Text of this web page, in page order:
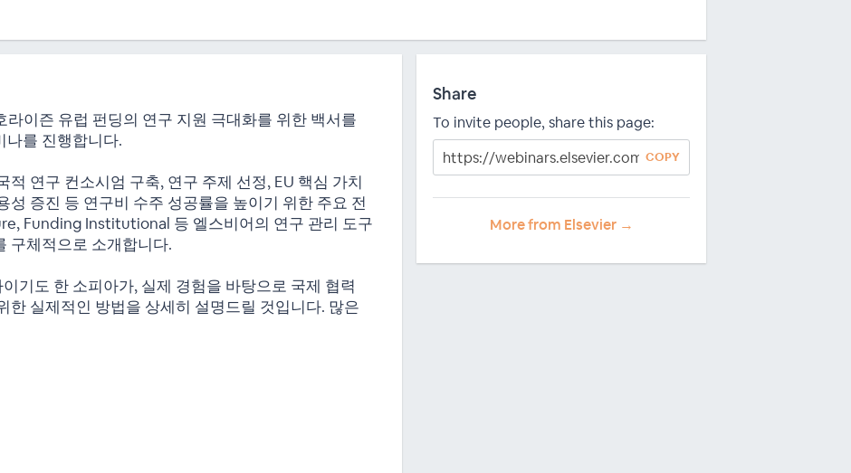
Share
To invite people, share this page:
COPY
More from Elsevier →
라이즌 유럽 펀딩의 연구 지원 극대화를 위한 백서를
나를 진행합니다.
적 연구 컨소시엄 구축, 연구 주제 선정, EU 핵심 가치
성 증진 등 연구비 수주 성공률을 높이기 위한 주요 전
Funding Institutional 등 엘스비어의 연구 관리 도구
구체적으로 소개합니다.
기도 한 소피아가, 실제 경험을 바탕으로 국제 협력
한 실제적인 방법을 상세히 설명드릴 것입니다. 많은